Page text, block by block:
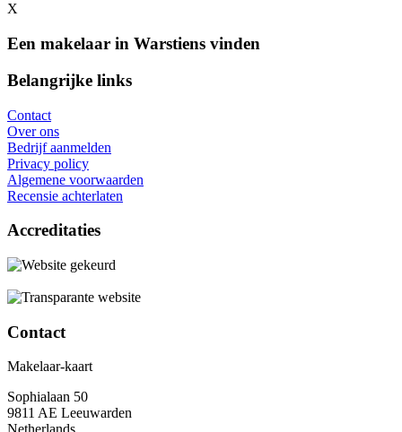
X
Een makelaar in Warstiens vinden
Belangrijke links
Contact
Over ons
Bedrijf aanmelden
Privacy policy
Algemene voorwaarden
Recensie achterlaten
Accreditaties
Contact
Makelaar-kaart
Sophialaan 50
9811 AE Leeuwarden